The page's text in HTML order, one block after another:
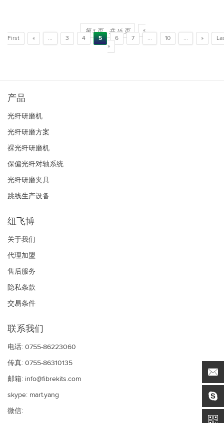
第 5 页，共 16 页
«
First
« ... 3 4 5 6 7 ... 10 ... »
»
产品
光纤研磨机
光纤研磨方案
裸光纤研磨机
保偏光纤对轴系统
光纤研磨夹具
跳线生产设备
纽飞博
关于我们
代理加盟
售后服务
隐私条款
交易条件
联系我们
电话: 0755-86223060
传真: 0755-86310135
邮箱: info@fibrekits.com
skype: mart.yang
微信: